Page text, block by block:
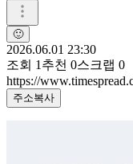
🙂
2026.06.01 23:30
조회 1 추천 0스크랩 0
https://
주소복사